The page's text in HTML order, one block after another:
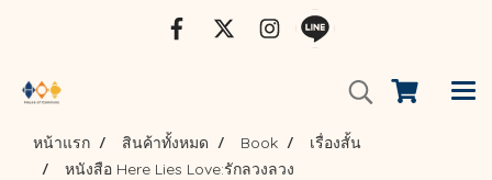
หน้าแรก สินค้าทั้งหมด Book
เรื่องสั้น
หนังสือ Here Lies Love:รักลวงลวง